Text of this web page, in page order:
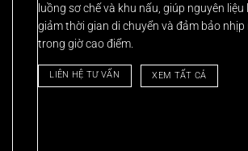
luồng sơ chế và khu nấu, giúp nguyên liệu
giảm thời gian di chuyển và đảm bảo nhịp
trong giờ cao điểm.
LIÊN HỆ TƯ VẤN XEM TẤT CẢ